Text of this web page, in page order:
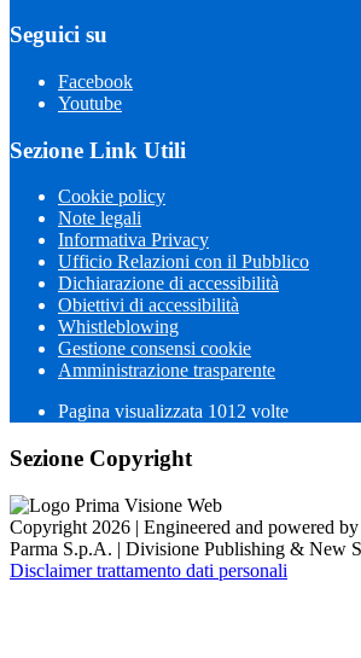
Seguici su
Facebook
Youtube
Sezione Link Utili
Cookie policy
Note legali
Informativa Privacy
Ufficio Relazioni con il Pubblico
Dichiarazione di accessibilità
Obiettivi di accessibilità
Whistleblowing
Gestione consensi cookie
Amministrazione trasparente
Pagina visualizzata 1012 volte
Sezione Copyright
Copyright 2026 | Engineered and powered
Parma S.p.A. | Divisione Publishing & New
Disclaimer trattamento dati personali